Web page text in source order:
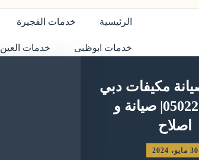
الرئيسية خدمات الفجيرة
خدمات ابوظبى خدمات العين
مكيفات دبي
|0502281417| صيانة و
اصلاح
30 مايو، 2024